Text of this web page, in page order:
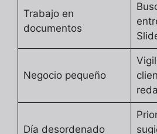
Trabajo en
documentos
Negocio pequeño
Día desordenado